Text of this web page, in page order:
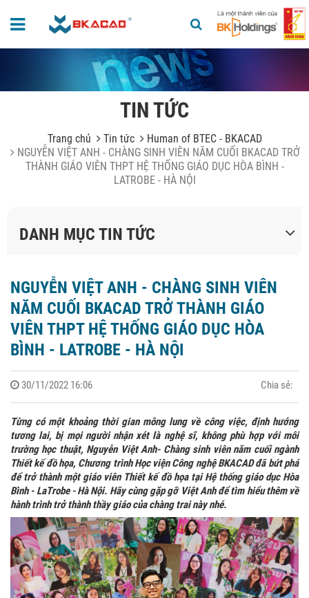
TIN TỨC
Trang chủ Tin tức
Human of BTEC - BKACAD
NGUYỄN VIỆT ANH - CHÀNG SINH VIÊN NĂM CUỐI BKACAD TRỞ
THÀNH GIÁO VIÊN THPT HỆ THỐNG GIÁO DỤC HÒA BÌNH -
LATROBE - HÀ NỘI
DANH MỤC TIN TỨC
NGUYỄN VIỆT ANH - CHÀNG SINH VIÊN
NĂM CUỐI BKACAD TRỞ THÀNH GIÁO
VIÊN THPT HỆ THỐNG GIÁO DỤC HÒA
BÌNH - LATROBE - HÀ NỘI
30/11/2022 16:06 Chia sẻ:
Từng có một khoảng thời gian mông lung về công việc, định hướng
tương lai, bị mọi người nhận xét là nghệ sĩ, không phù hợp với môi
trường học thuật, Nguyễn Việt Anh- Chàng sinh viên năm cuối ngành
Thiết kế đồ họa, Chương trình Học viện Công nghệ BKACAD đã bứt phá
để trở thành một giáo viên Thiết kế đồ họa tại Hệ thống giáo dục Hòa
Bình - LaTrobe - Hà Nội. Hãy cùng gặp gỡ Việt Anh để tìm hiểu thêm về
hành trình trở thành thầy giáo của chàng trai này nhé.